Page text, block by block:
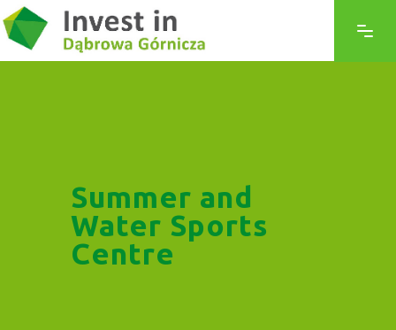
Summer and
Water Sports
Centre